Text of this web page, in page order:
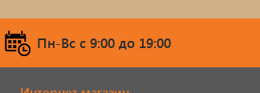
Пн-Вс c 9:00 до 19:00